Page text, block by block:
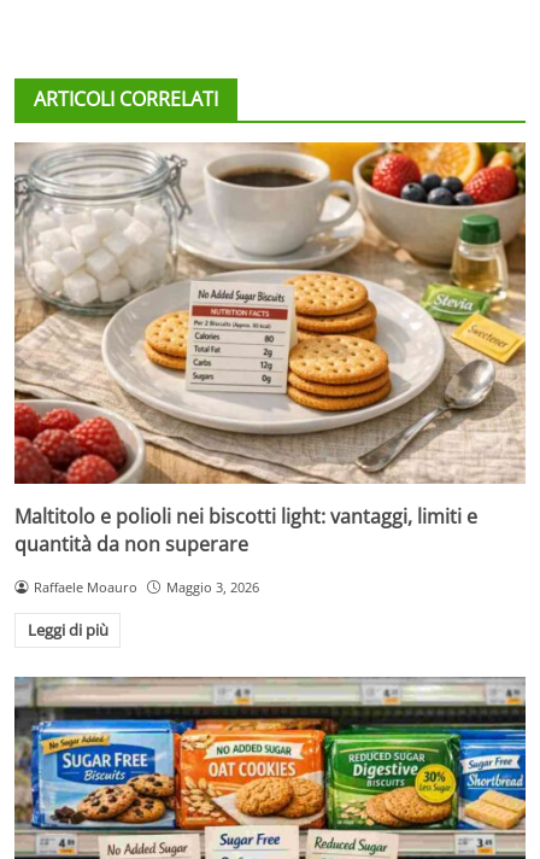
ARTICOLI CORRELATI
Maltitolo e polioli nei biscotti light: vantaggi, limiti e
quantità da non superare
Raffaele Moauro Maggio 3, 2026
Leggi di più